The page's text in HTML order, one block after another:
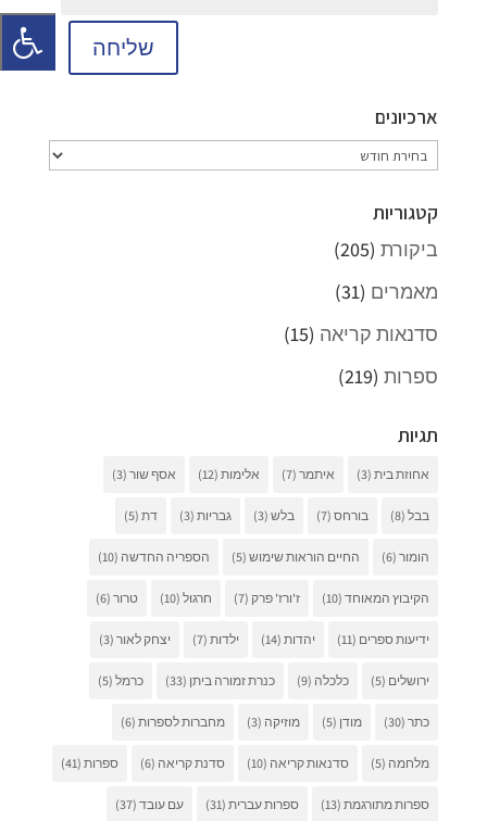
שליחה
ארכיונים
ארכיונים
קטגוריות
ביקורת(205)
מאמרים (31)
סדנאות קריאה (15)
ספרות(219)
תגיות
אחוזת בית(3) איתמר(7) אלימות(12) אסף שור(3)
בבל(8) בורחס(7) בלש(3) גבריות(3) דת(5)
הומור(6) החיים הוראות שימוש(5) הספריה החדשה (10)
הקיבוץ המאוחד(10) ז'ורז' פרק(7) חרגול(10) טרור(6)
ידיעות ספרים (11) יהדות(14) ילדות(7) יצחק לאור(3)
ירושלים (5) כלכלה (9) כנרת זמורה ביתן (33) כרמל(5)
כתר(30) מודן (5) מוזיקה (3) מחברות לספרות(6)
מלחמה (5) סדנאות קריאה (10) סדנת קריאה (6) ספרות(41)
ספרות מתורגמת(13) ספרות עברית(31) עם עובד(37)